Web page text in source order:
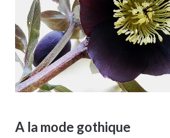
A la mode gothique